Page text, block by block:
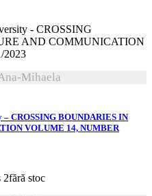
Mihaela
CROSSING BOUNDARIES IN
VOLUME 14, NUMBER
fără stoc